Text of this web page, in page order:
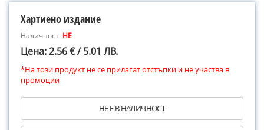
Хартиено издание
Наличност: НЕ
Цена: 2.56 € / 5.01 ЛВ.
*На този продукт не се прилагат отстъпки и не участва в
промоции
НЕ Е В НАЛИЧНОСТ